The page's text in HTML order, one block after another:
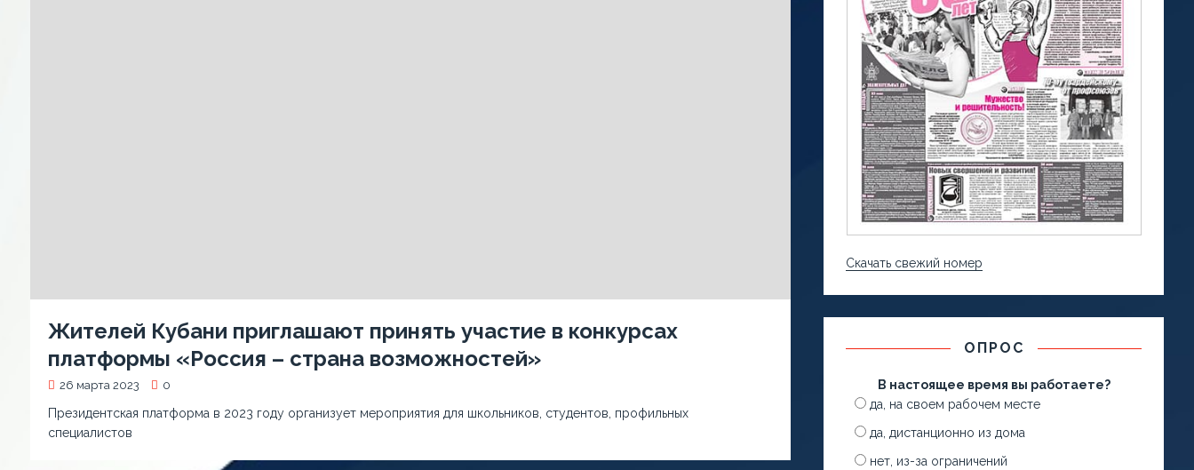
Жителей Кубани приглашают принять участие в конкурсах
платформы «Россия – страна возможностей»
26 марта 2023 0
Президентская платформа в 2023 году организует мероприятия для школьников, студентов, профильных
специалистов
Скачать свежий номер
ОПРОС
В настоящее время вы работаете?
да, на своем рабочем месте
да, дистанционно из дома
нет, из-за ограничений